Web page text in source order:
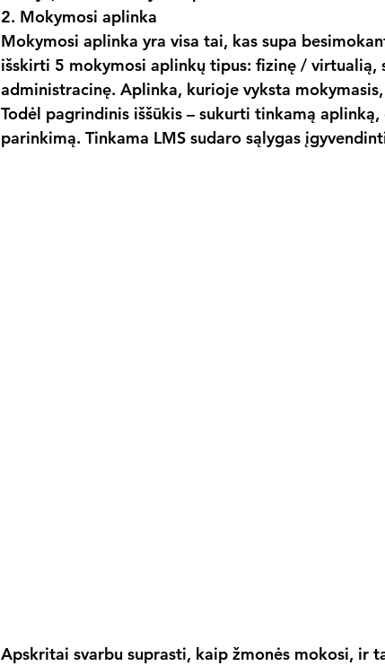
2. Mokymosi aplinka
Mokymosi aplinka yra visa tai, kas supa
išskirti 5 mokymosi aplinkų tipus: fizinę /
administracinę. Aplinka, kurioje vyksta
Todėl pagrindinis iššūkis – sukurti tinkamą
parinkimą. Tinkama LMS sudaro sąlygas
Apskritai svarbu suprasti, kaip žmonės mokosi, ir